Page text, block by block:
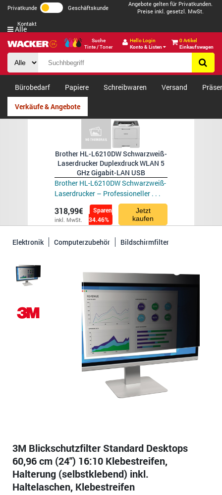
Privatkunde Geschäftskunde
Angebote gelten für Privatkunden.
Preise inkl. gesetzl. MwSt.
Kontakt
Suche
Tinte / Toner
Hello Login
Konto & Listen
0 Artikel
Einkaufswagen
Alle
Bürobedarf Papiere Schreibwaren Versand
Verkäufe & Angebote
Brother HL-L6210DW Schwarzweiß-
Laserdrucker Duplexdruck WLAN 5
GHz Gigabit-LAN USB
Brother HL-L6210DW Schwarzweiß-
Laserdrucker – Professioneller . . .
318,99€
inkl. MwSt.
Sparen
34.46%
Jetzt
kaufen
Elektronik Computerzubehör Bildschirmfilter
3M Blickschutzfilter Standard Desktops
60,96 cm (24") 16:10 Klebestreifen,
Halterung (selbstklebend) inkl.
Haltelaschen, Klebestreifen